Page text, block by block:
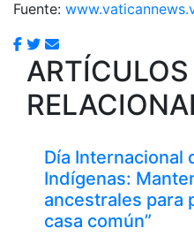
Fuente:
ARTÍCULOS
Día Internacional
Indígenas:
ancestrales para
casa común”